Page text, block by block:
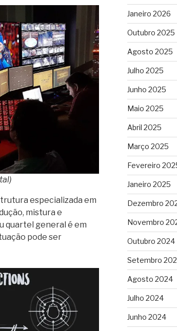
especializada em
mistura e
quartel general é em
pode ser
Janeiro 2026
Outubro 2025
Agosto 2025
Julho 2025
Junho 2025
Maio 2025
Abril 2025
Março 2025
Fevereiro
Janeiro 2025
Dezembro
Novembro
Outubro 2024
Setembro
Agosto 2024
Julho 2024
Junho 2024